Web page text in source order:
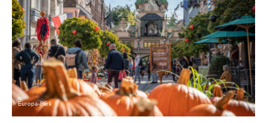
Europa-Park